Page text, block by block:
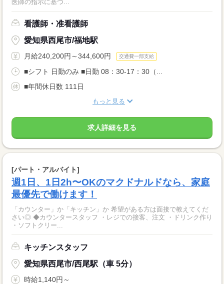
医師の指示に基づ...
看護師・准看護師
愛知県西尾市/福地駅
月給240,200円～344,600円 交通費一部支給
■シフト 日勤のみ ■日勤 08：30-17：30（...
■年間休日数 111日
もっと見る
求人詳細を見る
[パート・アルバイト]
週1日、1日2h〜OKのマクドナルドなら、家庭
最優先で働けます！
「カウンター」か「キッチン」か 希望がある方は面接で教えてくだ
さい◎ ◆カウンタースタッフ ・レジでの接客、注文 ・ドリンク作り
・ソフトクリー...
キッチンスタッフ
愛知県西尾市/西尾駅（車 5分）
時給1,140円～